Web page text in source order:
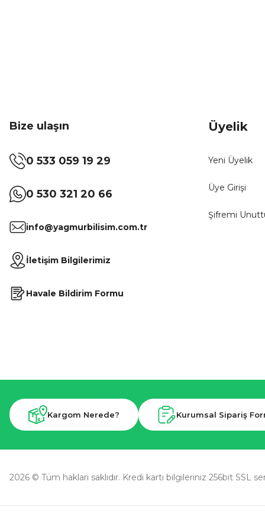
Bize ulaşın
0 533 059 19 29
0 530 321 20 66
info@yagmurbilisim.com.tr
İletişim Bilgilerimiz
Havale Bildirim Formu
Üyelik
Yeni Üyelik
Üye Girişi
Şifremi
Kargom Nerede? Kurumsal Sipariş
2026 © Tüm hakları saklıdır. Kredi kartı bilgileriniz 256bit SSL